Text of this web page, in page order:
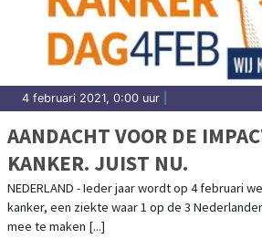
4 februari 2021, 0:00 uur
AANDACHT VOOR DE
KANKER. JUIST NU.
NEDERLAND - Ieder jaar wordt op 4 februari
kanker, een ziekte waar 1 op de 3
mee te maken [...]